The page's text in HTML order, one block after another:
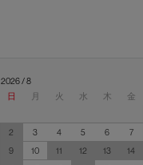
2026 / 8
日
月 火 水 木 金
2
3 4 5 6 7
9
10 11 12 13 14